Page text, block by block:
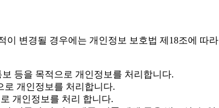
변경될 경우에는 개인정보 보호법 제18조에 따라
등을 목적으로 개인정보를 처리합니다.
로 개인정보를 처리합니다.
개인정보를 처리 합니다.